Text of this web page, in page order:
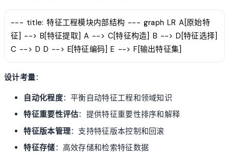
--- title: 特征工程模块内部结构 --- graph LR A[原始特
征] --> B[特征提取] A --> C[特征构造] B --> D[特征选择]
C --> D D --> E[特征编码] E --> F[输出特征集]
设计考量：
自动化程度：平衡自动特征工程和领域知识
特征重要性评估：提供特征重要性排序和解释
特征版本管理：支持特征版本控制和回滚
特征存储：高效存储和检索特征数据